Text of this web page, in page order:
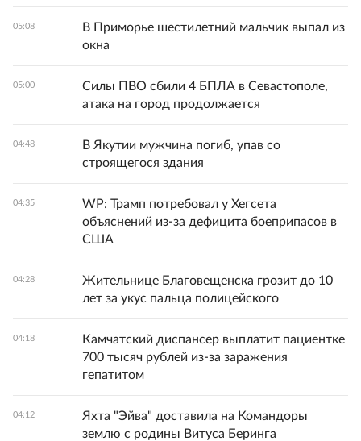
05:08
В Приморье шестилетний мальчик выпал из
окна
05:00
Силы ПВО сбили 4 БПЛА в Севастополе,
атака на город продолжается
04:48
В Якутии мужчина погиб, упав со
строящегося здания
04:35
WP: Трамп потребовал у Хегсета
объяснений из-за дефицита боеприпасов в
США
04:28
Жительнице Благовещенска грозит до 10
лет за укус пальца полицейского
04:18
Камчатский диспансер выплатит пациентке
700 тысяч рублей из-за заражения
гепатитом
04:12
Яхта "Эйва" доставила на Командоры
землю с родины Витуса Беринга